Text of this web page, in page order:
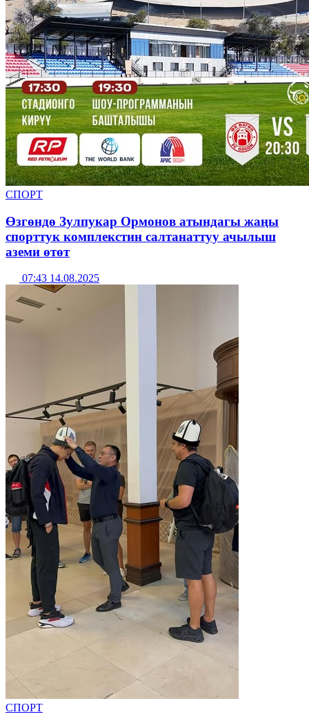
СПОРТ
Өзгөндө Зулпукар Ормонов атындагы жаңы
спорттук комплекстин салтанаттуу ачылыш
аземи өтөт
07:43 14.08.2025
СПОРТ